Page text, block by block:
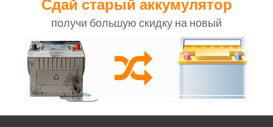
Сдай старый аккумулятор
получи большую скидку на новый